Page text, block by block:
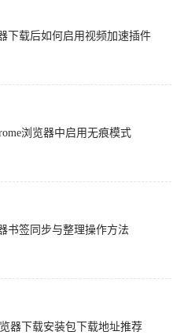
下载后如何启用视频加速插件
浏览器中启用无痕模式
书签同步与整理操作方法
器下载安装包下载地址推荐